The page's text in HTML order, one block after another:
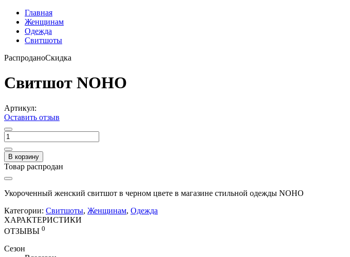
Главная
Женщинам
Одежда
Свитшоты
РаспроданоСкидка
Свитшот NOHO
Артикул:
Оставить отзыв
В корзину
Товар распродан
Укороченный женский свитшот в черном цвете в магазине стильной одежды NOHO
Категории: Свитшоты, Женщинам, Одежда
ХАРАКТЕРИСТИКИ
ОТЗЫВЫ 0
Сезон